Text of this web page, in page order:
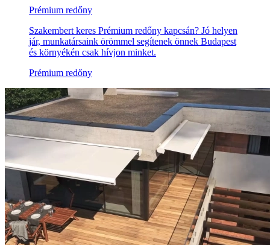
Prémium redőny
Szakembert keres Prémium redőny kapcsán? Jó helyen
jár, munkatársaink örömmel segítenek önnek Budapest
és környékén csak hívjon minket.
Prémium redőny